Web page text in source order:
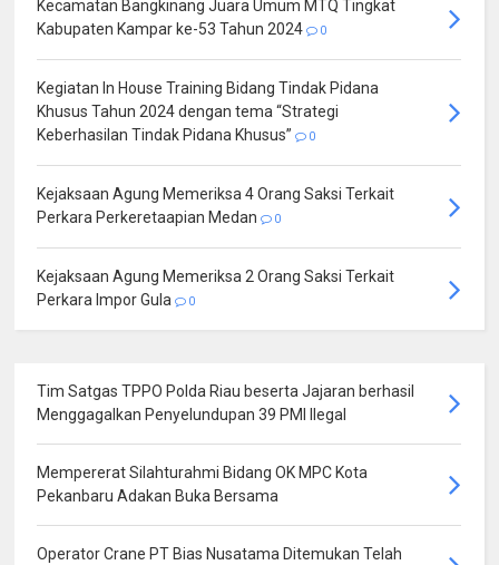
Kecamatan Bangkinang Juara Umum MTQ Tingkat
Kabupaten Kampar ke-53 Tahun 2024
0
Kegiatan In House Training Bidang Tindak Pidana
Khusus Tahun 2024 dengan tema “Strategi
Keberhasilan Tindak Pidana Khusus”
0
Kejaksaan Agung Memeriksa 4 Orang Saksi Terkait
Perkara Perkeretaapian Medan
0
Kejaksaan Agung Memeriksa 2 Orang Saksi Terkait
Perkara Impor Gula
0
Tim Satgas TPPO Polda Riau beserta Jajaran berhasil
Menggagalkan Penyelundupan 39 PMI Ilegal
Mempererat Silahturahmi Bidang OK MPC Kota
Pekanbaru Adakan Buka Bersama
Operator Crane PT Bias Nusatama Ditemukan Telah